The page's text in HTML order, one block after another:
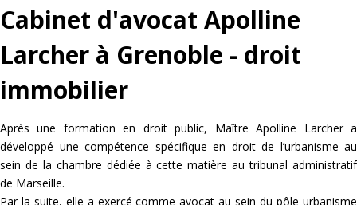
Cabinet d'avocat Apolline
Larcher à Grenoble - droit
immobilier
Après une formation en droit public, Maître Apolline Larcher a
développé une compétence spécifique en droit de l’urbanisme au
sein de la chambre dédiée à cette matière au tribunal administratif
de Marseille.
Par la suite, elle a exercé comme avocat au sein du pôle urbanisme